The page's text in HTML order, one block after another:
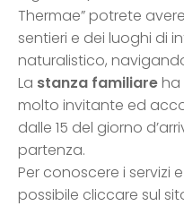
Thermae” potrete
sentieri e dei luoghi di
naturalistico,
La stanza familiareha
molto invitante ed
dalle 15 del giorno
partenza.
Per conoscere i servizi
possibile cliccare sul